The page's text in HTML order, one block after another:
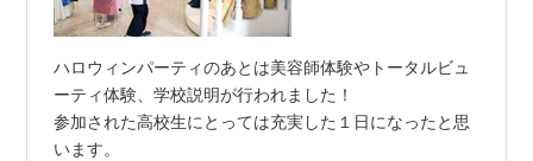
ハロウィンパーティのあとは美容師体験やトータルビュ
ーティ体験、学校説明が行われました！
参加された高校生にとっては充実した１日になったと思
います。